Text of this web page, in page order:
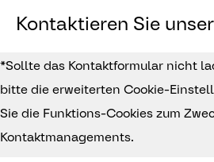
Kontaktieren Sie
*Sollte das Kontaktformular nicht
bitte die erweiterten Cookie-
Sie die Funktions-Cookies zum
Kontaktmanagements.